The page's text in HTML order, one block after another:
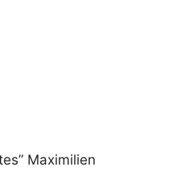
Maximilien